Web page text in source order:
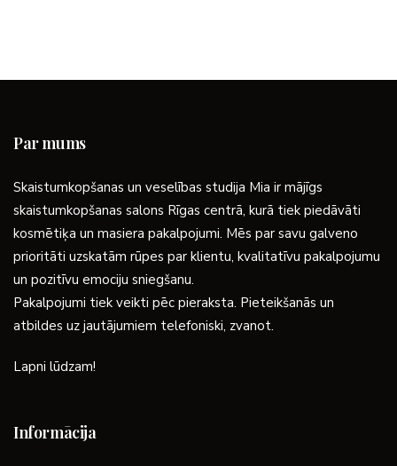
Par mums
Skaistumkopšanas un veselības studija Mia ir mājīgs
skaistumkopšanas salons Rīgas centrā, kurā tiek piedāvāti
kosmētiķa un masiera pakalpojumi. Mēs par savu galveno
prioritāti uzskatām rūpes par klientu, kvalitatīvu pakalpojumu
un pozitīvu emociju sniegšanu.
Pakalpojumi tiek veikti pēc pieraksta. Pieteikšanās un
atbildes uz jautājumiem telefoniski, zvanot.
Lapni lūdzam!
Informācija